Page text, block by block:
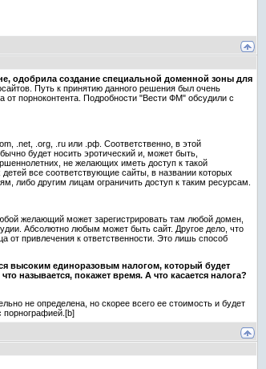
одобрила создание специальной доменной зоны для
Путь к принятию данного решения был очень
порноконтента. Подробности "Вести ФМ" обсудили с
.net, .org, .ru или .рф. Соответственно, в этой
будет носить эротический и, может быть,
не желающих иметь доступ к такой
все соответствующие сайты, в названии которых
либо другим лицам ограничить доступ к таким ресурсам.
желающий может зарегистрировать там любой домен,
Абсолютно любым может быть сайт. Другое дело, что
от привлечения к ответственности. Это лишь способ
высоким единоразовым налогом, который будет
называется, покажет время. А что касается налога?
не определена, но скорее всего ее стоимость и будет
порнографией.[b]